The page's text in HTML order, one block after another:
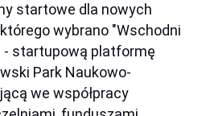
startowe dla nowych
wybrano "Wschodni
- startupową platformę
Park Naukowo-
we współpracy